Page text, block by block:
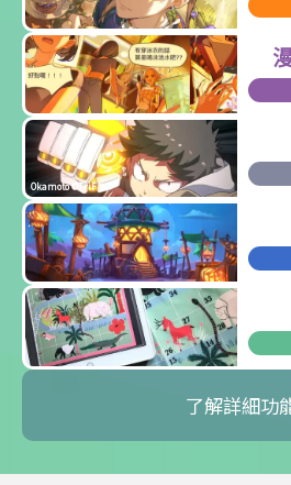
Okamoto ©TriF
了解詳細功